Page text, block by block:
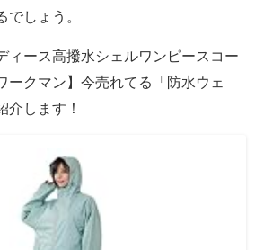
でしょう。
ース高撥水シェルワンピースコー
ークマン】今売れてる「防水ウェ
介します！